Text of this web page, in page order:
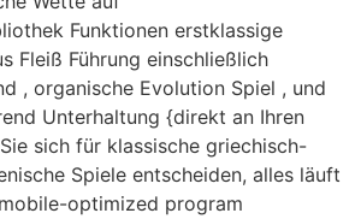
Funktionen erstklassige
Fleiß Führung einschließlich
, organische Evolution Spiel , und
Unterhaltung {direkt an Ihren
sich für klassische griechisch-
Spiele entscheiden, alles läuft
optimized program